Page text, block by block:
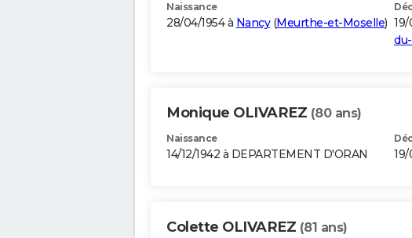
Naissance
28/04/1954 à Nancy(Meurthe-et-Moselle)
Monique OLIVAREZ (80 ans)
Naissance
14/12/1942 à DEPARTEMENT D'ORAN
Colette OLIVAREZ (81 ans)